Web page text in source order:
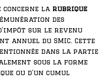
la rubrique
des
sur le revenu
annuel du SMIC. Cette
dans la partie
sous la forme
ou d’un cumul